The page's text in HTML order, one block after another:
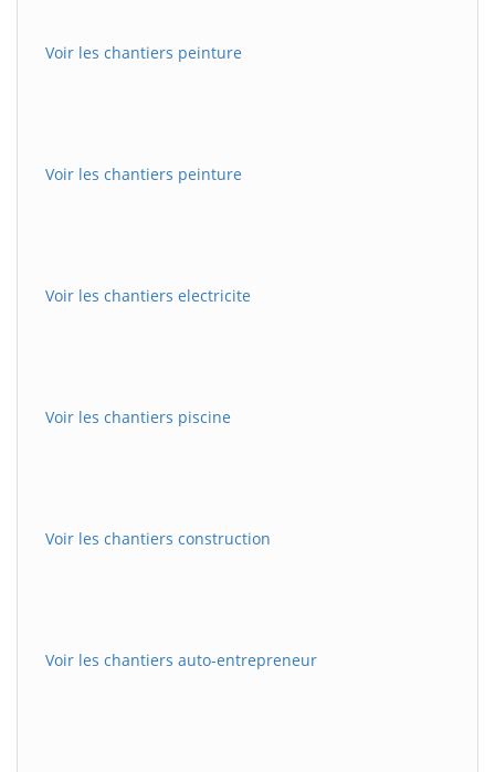
Voir les chantiers peinture
Voir les chantiers peinture
Voir les chantiers electricite
Voir les chantiers piscine
Voir les chantiers construction
Voir les chantiers auto-entrepreneur